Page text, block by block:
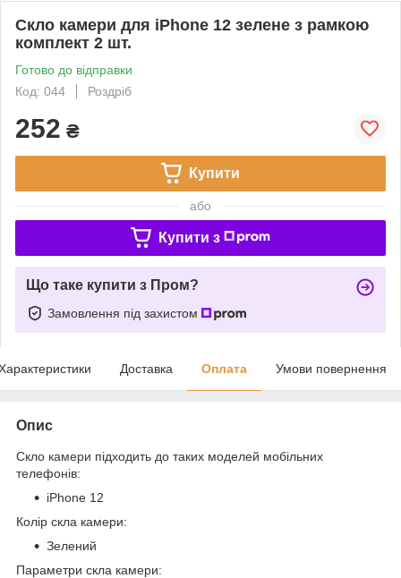
Скло камери для iPhone 12 зелене з рамкою
комплект 2 шт.
Готово до відправки
Код: 044
Роздріб
252 ₴
Купити
або
Купити з
Що таке купити з Пром?
Замовлення під захистом
Доставка Оплата Умови повернення
Опис
Скло камери підходить до таких моделей мобільних
телефонів:
iPhone 12
Колір скла камери:
Зелений
Параметри скла камери: